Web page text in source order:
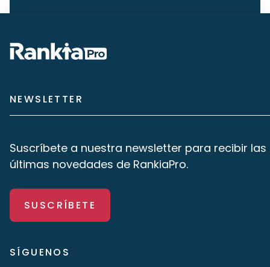
NEWSLETTER
Suscríbete a nuestra newsletter para recibir las
últimas novedades de RankiaPro.
SUSCRÍBETE
SÍGUENOS